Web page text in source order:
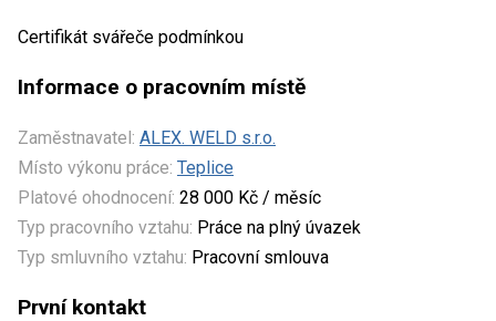
Certifikát svářeče podmínkou
Informace o pracovním místě
Zaměstnavatel: ALEX. WELD s.r.o.
Místo výkonu práce: Teplice
Platové ohodnocení: 28 000 Kč / měsíc
Typ pracovního vztahu: Práce na plný úvazek
Typ smluvního vztahu: Pracovní smlouva
První kontakt